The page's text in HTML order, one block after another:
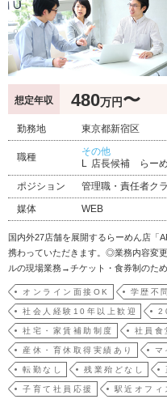
想定年収 480万円〜
勤務地 東京都新宿区
職種
その他
店長候補 らー
ポジション
管理職・責任者ク
媒体
WEB
国内外27店舗を展開するらーめん店「
携わっていただきます。◎業務内容変
ルの現場業務→チケット・食券制のた
な調理、仕込作業(スープの最終調整
ているため、食材の温めやカット、ス
す。・スタ…
オンライン面接OK 学歴不問
社会人経験10年以上歓迎
社宅・家賃補助制度 社員食
産休・育休取得実績あり マ
転勤なし 残業殆どなし
子育て社員応援 駅近オフィ